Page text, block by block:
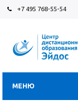
+7 495 768-55-54
МЕНЮ